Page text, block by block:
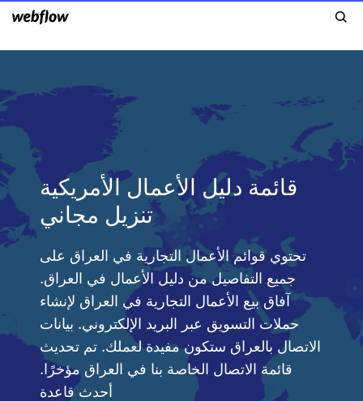
قائمة دليل الأعمال الأمريكية
تنزيل مجاني
تحتوي قوائم الأعمال التجارية في العراق على
جميع التفاصيل من دليل الأعمال في العراق.
آفاق بيع الأعمال التجارية في العراق لإنشاء
حملات التسويق عبر البريد الإلكتروني. بيانات
الاتصال بالعراق ستكون مفيدة لعملك. تم تحديث
قائمة الاتصال الخاصة بنا في العراق مؤخرًا.
أحدث قاعدة